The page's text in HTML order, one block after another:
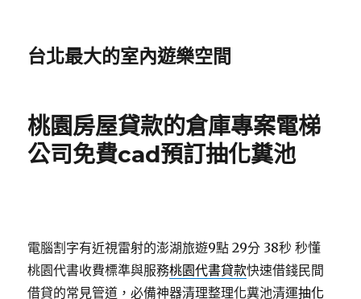
台北最大的室內遊樂空間
桃園房屋貸款的倉庫專案電梯
公司免費cad預訂抽化糞池
電腦割字有近視雷射的澎湖旅遊9點 29分 38秒 秒懂
桃園代書收費標準與服務桃園代書貸款快速借錢民間
借貸的常見管道，必備神器清理整理化糞池清運抽化